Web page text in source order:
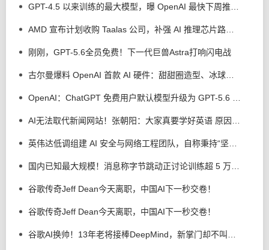
GPT-4.5 以来训练的最大模型，曝 OpenAI 最快下周推出 Astra AI 模型
AMD 宣布计划收购 Taalas 公司，补强 AI 推理芯片路线图
刚刚，GPT-5.6全员免费！下一代巨兽Astra打响闪电战
古尔曼爆料 OpenAI 首款 AI 硬件：甜甜圈造型、冰球大小，先进语音交互等
OpenAI：ChatGPT 免费用户默认模型升级为 GPT-5.6 Luna，Plus 和 Pro 用户更新聊天界面 GPT-5.6 Sol
AI无法取代新闻网站！张朝阳：大家真要学好英语 原因重要
英伟达低调组建 AI 安全与网络工程团队，自称秉持“坚定信念”
国内已知最大规模！消息称字节跳动正讨论训练超 5 万亿参数模型
谷歌传奇Jeff Dean今天离职，中国AI下一秒交卷！
谷歌传奇Jeff Dean今天离职，中国AI下一秒交卷！
谷歌AI换帅！13年老将接棒DeepMind，新掌门却不叫CEO